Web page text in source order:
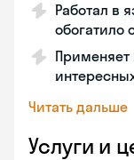
Работал в
обогатило
Читать дальше
Услуги и